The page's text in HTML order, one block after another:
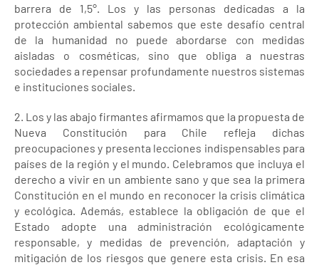
barrera de 1,5°. Los y las personas dedicadas a la
protección ambiental sabemos que este desafío central
de la humanidad no puede abordarse con medidas
aisladas o cosméticas, sino que obliga a nuestras
sociedades a repensar profundamente nuestros sistemas
e instituciones sociales.
2. Los y las abajo firmantes afirmamos que la propuesta de
Nueva Constitución para Chile refleja dichas
preocupaciones y presenta lecciones indispensables para
países de la región y el mundo. Celebramos que incluya el
derecho a vivir en un ambiente sano y que sea la primera
Constitución en el mundo en reconocer la crisis climática
y ecológica. Además, establece la obligación de que el
Estado adopte una administración ecológicamente
responsable, y medidas de prevención, adaptación y
mitigación de los riesgos que genere esta crisis. En esa